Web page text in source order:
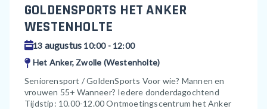
GOLDENSPORTS HET ANKER
WESTENHOLTE
13 augustus 10:00 - 12:00
Het Anker, Zwolle (Westenholte)
Seniorensport / GoldenSports Voor wie? Mannen en
vrouwen 55+ Wanneer? Iedere donderdagochtend
Tijdstip: 10.00-12.00 Ontmoetingscentrum het Anker